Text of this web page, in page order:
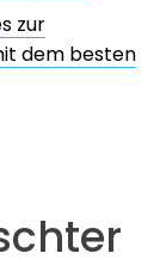
zur
dem besten